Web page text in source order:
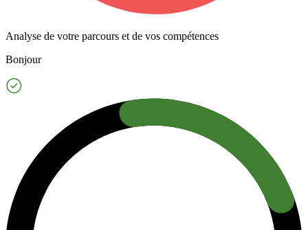
Analyse de votre parcours et de vos compétences
Bonjour